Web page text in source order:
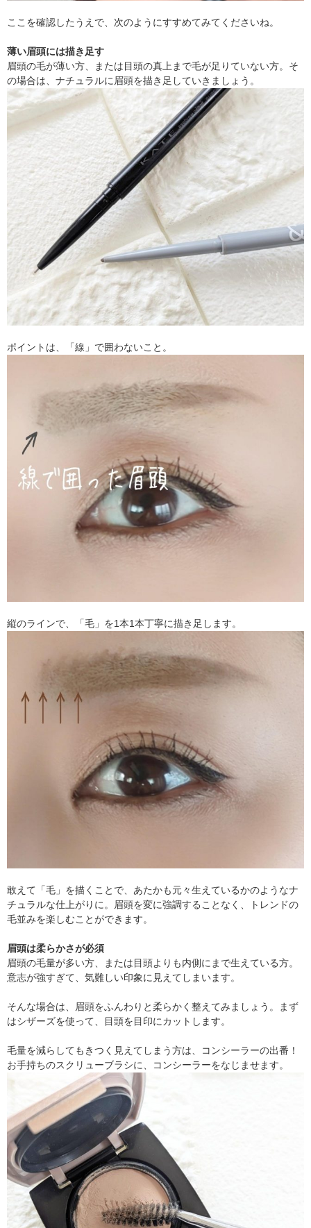
ここを確認したうえで、次のようにすすめてみてくださいね。
薄い眉頭には描き足す
眉頭の毛が薄い方、または目頭の真上まで毛が足りていない方。そ
の場合は、ナチュラルに眉頭を描き足していきましょう。
ポイントは、「線」で囲わないこと。
縦のラインで、「毛」を1本1本丁寧に描き足します。
敢えて「毛」を描くことで、あたかも元々生えているかのようなナ
チュラルな仕上がりに。眉頭を変に強調することなく、トレンドの
毛並みを楽しむことができます。
眉頭は柔らかさが必須
眉頭の毛量が多い方、または目頭よりも内側にまで生えている方。
意志が強すぎて、気難しい印象に見えてしまいます。
そんな場合は、眉頭をふんわりと柔らかく整えてみましょう。まず
はシザーズを使って、目頭を目印にカットします。
毛量を減らしてもきつく見えてしまう方は、コンシーラーの出番！
お手持ちのスクリューブラシに、コンシーラーをなじませます。